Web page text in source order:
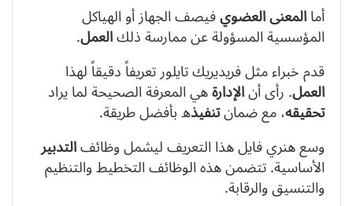
أماالمعنى العضويفيصف الجهاز أو الهياكل
المؤسسية المسؤولة عن ممارسة ذلكالعمل.
قدم خبراء مثل فريديريك تايلور تعريفاً دقيقاً لهذا
العمل. رأى أنالإدارةهي المعرفة الصحيحة لما يراد
تحقيقه، مع ضمانتنفيذه بأفضل طريقة.
وسع هنري فايل هذا التعريف ليشمل وظائفالتدبير
الأساسية. تتضمن هذه الوظائف التخطيط والتنظيم
والتنسيق والرقابة.